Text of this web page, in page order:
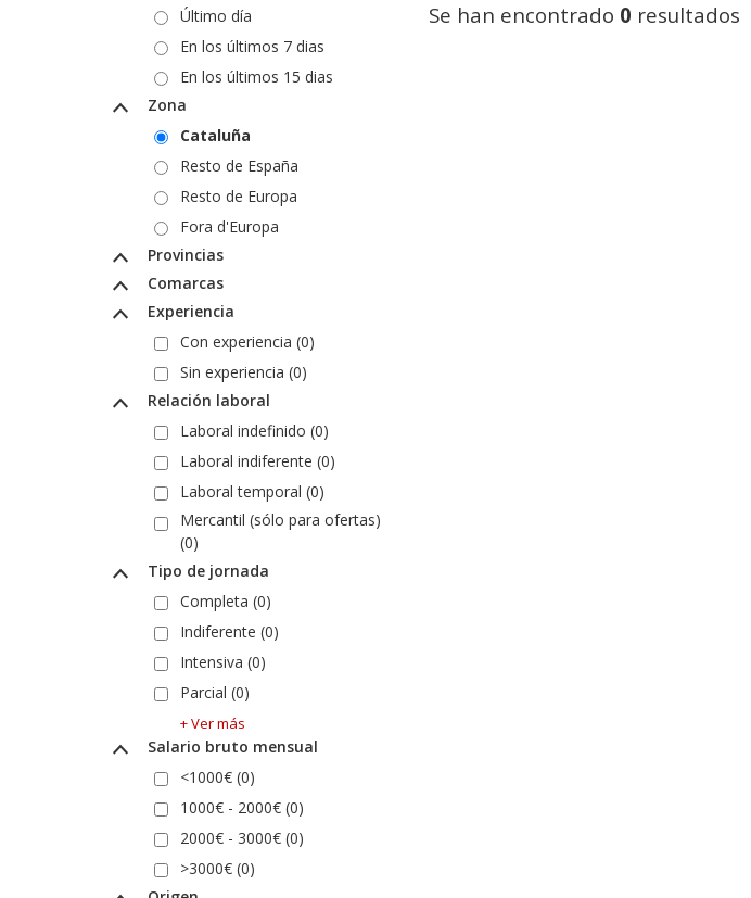
Último día
En los últimos 7 dias
En los últimos 15 dias
Zona
Cataluña
Resto de España
Resto de Europa
Fora d'Europa
Provincias
Comarcas
Experiencia
Con experiencia (0)
Sin experiencia (0)
Relación laboral
Laboral indefinido (0)
Laboral indiferente (0)
Laboral temporal (0)
Mercantil (sólo para ofertas)
(0)
Tipo de jornada
Completa (0)
Indiferente (0)
Intensiva (0)
Parcial (0)
+ Ver más
Salario bruto mensual
<1000€ (0)
1000€ - 2000€ (0)
2000€ - 3000€ (0)
>3000€ (0)
Se han encontrado 0 resultados